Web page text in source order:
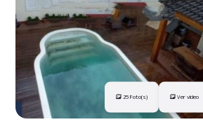
25 Foto(s) Ver vídeo